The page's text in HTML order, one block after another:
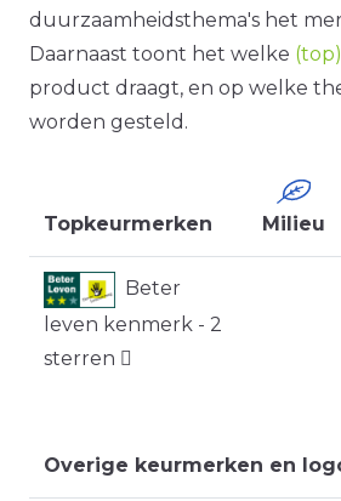
duurzaamheidsthema's het
Daarnaast toont het welke
product draagt, en op welke
worden gesteld.
Topkeurmerken Milieu
Beter
leven kenmerk - 2
sterren
Overige keurmerken en